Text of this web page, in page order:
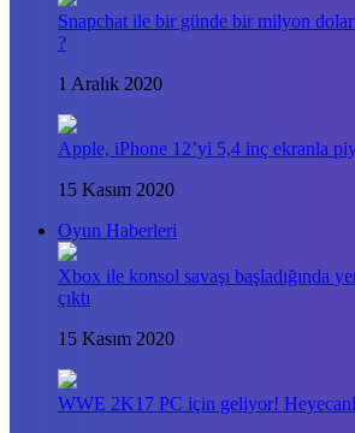
Snapchat ile bir günde bir milyon
?
1 Aralık 2020
Apple, iPhone 12’yi 5,4 inç ekranla
15 Kasım 2020
Oyun Haberleri
Xbox ile konsol savaşı başladığında
çıktı
15 Kasım 2020
WWE 2K17 PC için geliyor!